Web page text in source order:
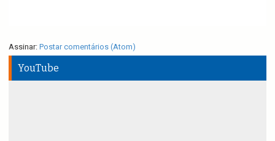
Assinar: Postar comentários (Atom)
YouTube